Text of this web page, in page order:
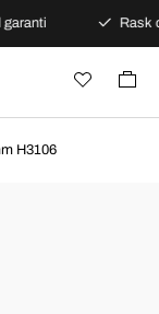
Rask
H3106